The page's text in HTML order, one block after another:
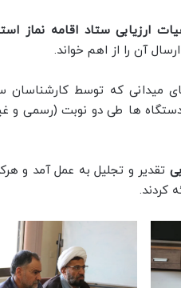
ارزیابی ستاد اقامه نماز
آن را از اهم خواند.
میدانی که توسط کارشناسان
ها طی دو نوبت (رسمی و
تقدیر و تجلیل به عمل آمد و
کردند.